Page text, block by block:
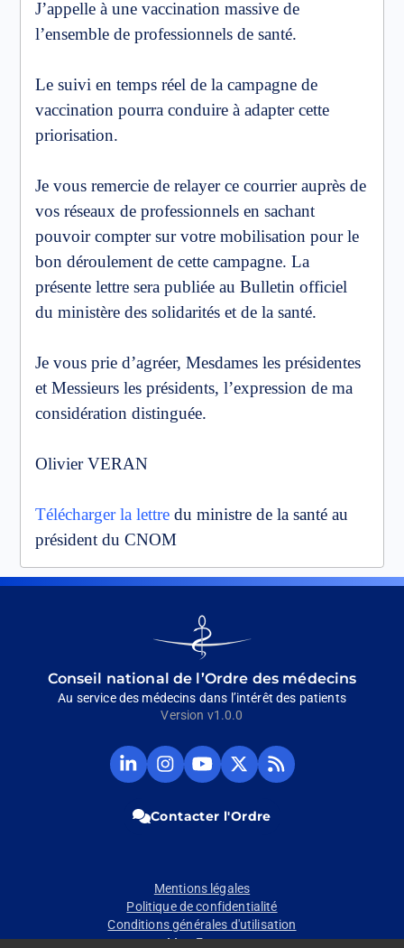
J’appelle à une vaccination massive de
l’ensemble de professionnels de santé.
Le suivi en temps réel de la campagne de
vaccination pourra conduire à adapter cette
priorisation.
Je vous remercie de relayer ce courrier auprès de
vos réseaux de professionnels en sachant
pouvoir compter sur votre mobilisation pour le
bon déroulement de cette campagne. La
présente lettre sera publiée au Bulletin officiel
du ministère des solidarités et de la santé.
Je vous prie d’agréer, Mesdames les présidentes
et Messieurs les présidents, l’expression de ma
considération distinguée.
Olivier VERAN
Télécharger la lettre du ministre de la santé au
président du CNOM
Go
to
homepage
Conseil national de l’Ordre des médecins
Au service des médecins dans l’intérêt des patients
Version v1.0.0
Compte
Linkedin
(Ouvrir
onglet)
Compte
Instagram
(Ouvrir
onglet)
Chaine
Youtube
(Ouvrir
onglet)
Compte
Twitter
(Ouvrir
onglet)
Fil
RSS
Contacter l'Ordre
Mentions légales
Politique de confidentialité
Conditions générales d'utilisation
Mon Espace